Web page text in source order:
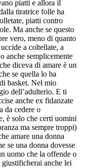
piatti e allora il
tiratrice folle ha
piatti contro
Ma anche se questo
vero, meno di quanto
a coltellate, a
anche semplicemente
diceva di amare è un
se quella lo ha
basket. Nel mio
dell’adulterio. E ti
anche ex fidanzate
da cedere o
è solo che certi uomini
ma sempre troppi)
amare una donna
se una donna dovesse
uomo che la offende o
giustificherai anche lei